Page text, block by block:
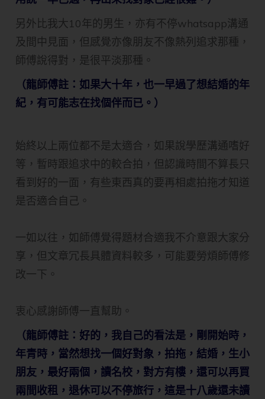
另外比我大10年的男生，亦有不停whatsapp溝通
及間中見面，但感覺亦像朋友不像熱列追求那種，
師傅說得對，是很平淡那種。
（龍師傅註：如果大十年，也一早過了想結婚的年
紀，有可能志在找個伴而已。）
始終以上兩位都不是太適合，如果說學歷溝通嗜好
等，暫時跟追求中的較合拍，但認識時間不算長只
看到好的一面，有些東西真的要再相處拍拖才知道
是否適合自己。
一如以往，如師傅覺得題材合適我不介意跟大家分
享，但文章冗長具體資料較多，可能要勞煩師傅修
改一下。
衷心感謝師傅一直幫助。
（龍師傅註：好的，我自己的看法是，剛開始時，
年青時，當然想找一個好對象，拍拖，結婚，生小
朋友，最好兩個，讀名校，對方有樓，還可以再買
兩間收租，退休可以不停旅行，這是十八歲還未讀